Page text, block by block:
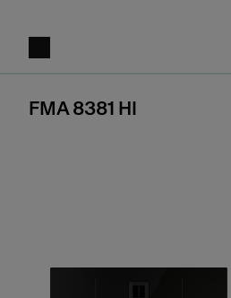
FMA 8381 HI